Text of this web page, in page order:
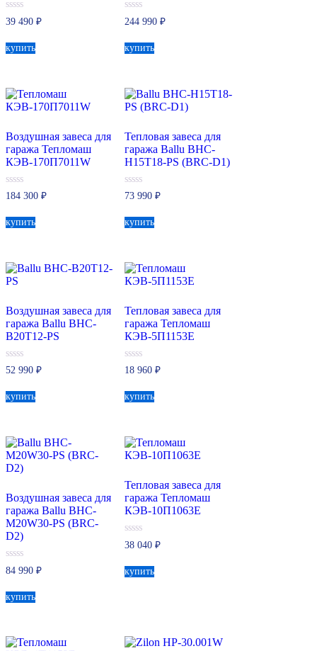
0
из
39 490 ₽
купить
0
из
244 990₽
купить
Воздушная завеса для
гаража Тепломаш
КЭВ-170П7011W
0
из
184 300 ₽
купить
Тепловая завеса для
гаража Ballu BHC-
H15T18-PS (BRC-D1)
0
из
73 990₽
купить
Воздушная завеса для
гаража Ballu BHC-
B20T12-PS
0
из
52 990 ₽
купить
Тепловая завеса для
гаража Тепломаш
КЭВ-5П1153Е
0
из
18 960₽
купить
Воздушная завеса для
гаража Ballu BHC-
M20W30-PS (BRC-
D2)
0
из
84 990 ₽
купить
Тепловая завеса для
гаража Тепломаш
КЭВ-10П1063Е
0
из
38 040₽
купить